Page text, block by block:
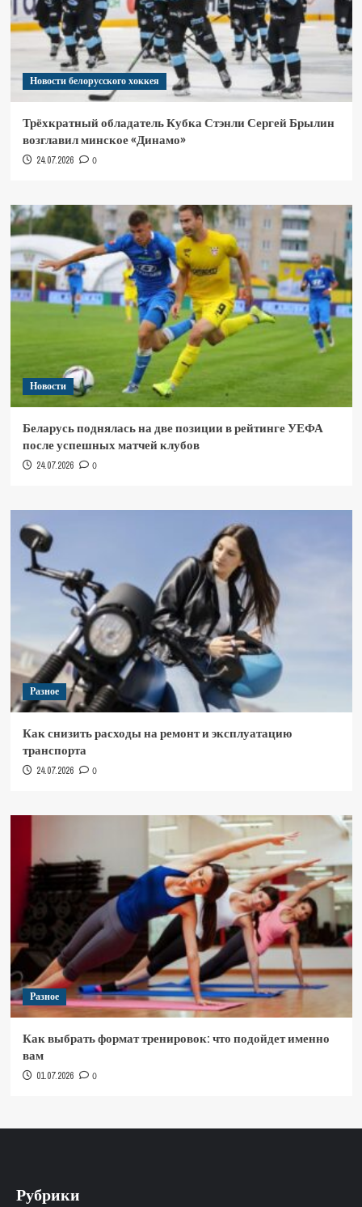
Новости белорусского хоккея
Трёхкратный обладатель Кубка Стэнли Сергей Брылин
возглавил минское «Динамо»
24.07.2026 0
Новости
Беларусь поднялась на две позиции в рейтинге УЕФА
после успешных матчей клубов
24.07.2026 0
Разное
Как снизить расходы на ремонт и эксплуатацию
транспорта
24.07.2026 0
Разное
Как выбрать формат тренировок: что подойдет именно
вам
01.07.2026 0
Рубрики